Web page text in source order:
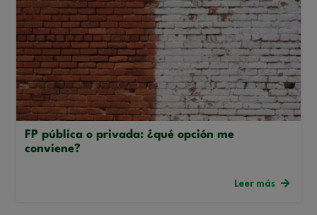
FP pública o privada: ¿qué opción me
conviene?
Leer más